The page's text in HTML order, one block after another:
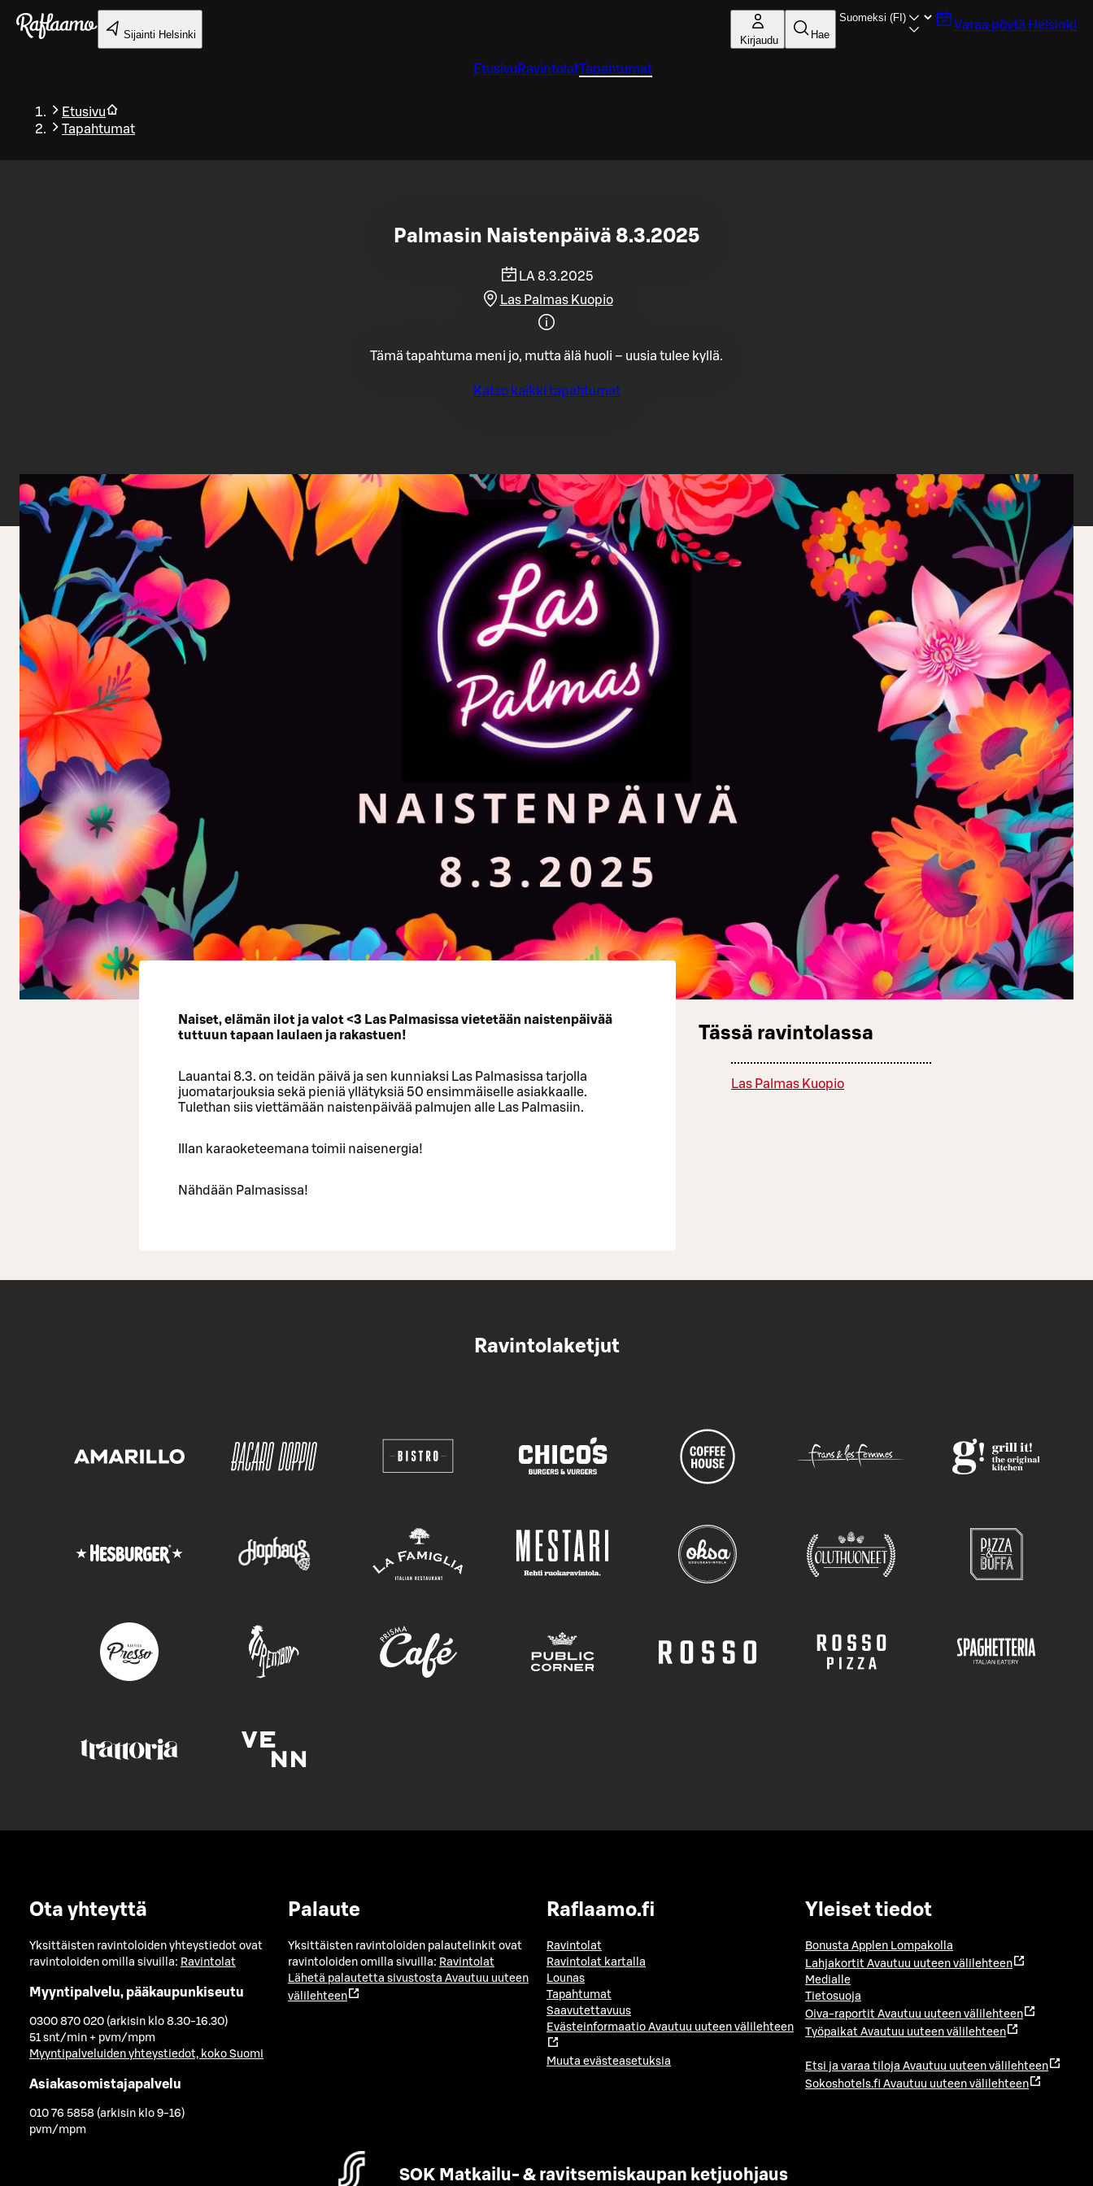
Siirry pääsisältöön
Sijainti Helsinki Kirjaudu Hae
Varaa pöytä Helsinki
Etusivu RavintolatTapahtumat
Etusivu
Tapahtumat
Takaisin
Palmasin Naistenpäivä 8.3.2025
LA 8.3.2025
Las Palmas Kuopio
Tämä tapahtuma meni jo, mutta älä huoli – uusia tulee kyllä.
Katso kaikki tapahtumat
Naiset, elämän ilot ja valot <3 Las Palmasissa vietetään naistenpäivää
tuttuun tapaan laulaen ja rakastuen!
Lauantai 8.3. on teidän päivä ja sen kunniaksi Las Palmasissa tarjolla
juomatarjouksia sekä pieniä yllätyksiä 50 ensimmäiselle asiakkaalle.
Tulethan siis viettämään naistenpäivää palmujen alle Las Palmasiin.
Illan karaoketeemana toimii naisenergia!
Nähdään Palmasissa!
Tässä ravintolassa
Las Palmas Kuopio
Ravintolaketjut
Ota yhteyttä
Yksittäisten ravintoloiden yhteystiedot ovat
ravintoloiden omilla sivuilla: Ravintolat
Myyntipalvelu, pääkaupunkiseutu
0300 870 020 (arkisin klo 8.30-16.30)
51 snt/min + pvm/mpm
Myyntipalveluiden yhteystiedot, koko Suomi
Asiakasomistajapalvelu
010 76 5858 (arkisin klo 9-16)
pvm/mpm
Palaute
Yksittäisten ravintoloiden palautelinkit ovat
ravintoloiden omilla sivuilla: Ravintolat
Lähetä palautetta sivustosta Avautuu uuteen
välilehteen
Raflaamo.fi
Ravintolat
Ravintolat kartalla
Lounas
Tapahtumat
Saavutettavuus
Evästeinformaatio Avautuu uuteen välilehteen
Muuta evästeasetuksia
Yleiset tiedot
Bonusta Applen Lompakolla
Lahjakortit Avautuu uuteen välilehteen
Medialle
Tietosuoja
Oiva-raportit Avautuu uuteen välilehteen
Työpaikat Avautuu uuteen välilehteen
Etsi ja varaa tiloja Avautuu uuteen välilehteen
Sokoshotels.fi Avautuu uuteen välilehteen
SOK Matkailu- & ravitsemiskaupan ketjuohjaus